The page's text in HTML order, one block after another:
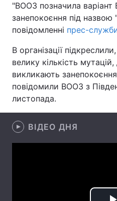
Спорт
Зброя
Здоров'я
Екологія
"ВООЗ позначила варіант
занепокоєння під
повідомленні прес-
В організації
велику кількість
викликають
повідомили ВООЗ з
листопада.
ВІДЕО ДНЯ